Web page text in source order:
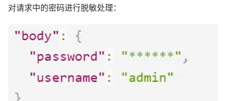
对请求中的密码进行脱敏处理：